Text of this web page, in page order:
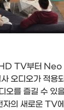
TV부터
오디오가 적용
오를 즐길 수 있
자의 새로운 TV